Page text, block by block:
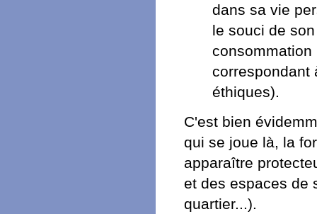
dans sa vie
le souci de
correspondant
éthiques).
C'est bien
qui se joue là, la
apparaître
et des espaces de
quartier...).